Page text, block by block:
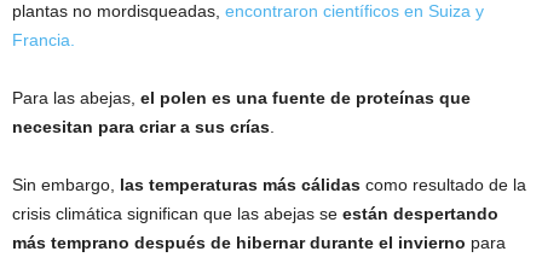
plantas no mordisqueadas, encontraron científicos en Suiza y
Francia.
Para las abejas, el polen es una fuente de proteínas que
necesitan para criar a sus crías
Sin embargo, las temperaturas más cálidas como resultado de la
crisis climática significan que las abejas se están despertando
más temprano después de hibernar durante el invierno para